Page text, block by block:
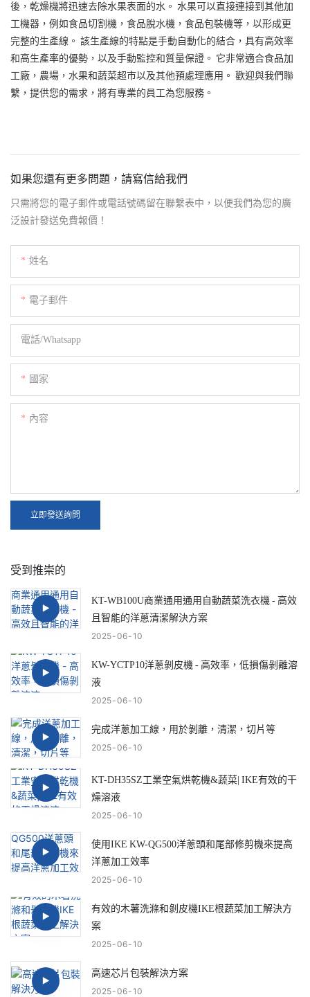
後，乾燥機將迅速去除水果表面的水。 水果可以直接連接到其他加
工機器，例如食品切割機，食品脫水機，食品包裝機等，以形成更
完整的生產線。 該生產線的特點是手動自動化的結合，具有高效率
和高生產率的優勢，以及手動監控和質量保證。 它非常適合食品加
工廠，農場，水果和蔬菜超市以及其他預處理應用。 歡迎與我們聯
繫，提供您的需求，將有專業的員工為您服務。
如果您還有更多問題，請寫信給我們
只需將您的電子郵件或電話號碼留在聯繫表中，以便我們為您的廣
泛設計發送免費報價！
姓名
電子郵件
電話/whatsapp
國家
內容
立即發送詢問
受到推崇的
KT-WB100U商業通用通用自動蔬菜洗衣機 - 高效
且智能的洋蔥清潔解決方案
2025 06 10
KW-YCTP10洋蔥剝皮機 - 高效率，低損傷剝離溶
液
2025 06 10
完成洋蔥加工線，用於剝離，清潔，切片等
2025 06 10
KT-DH35SZ工業空氣烘乾機&蔬菜| IKE有效的干
燥溶液
2025 06 10
使用IKE KW-QG500洋蔥頭和尾部修剪機來提高
洋蔥加工效率
2025 06 10
有效的木薯洗滌和剝皮機IKE根蔬菜加工解決方
案
2025 06 10
高速芯片包裝解決方案
2025 06 10